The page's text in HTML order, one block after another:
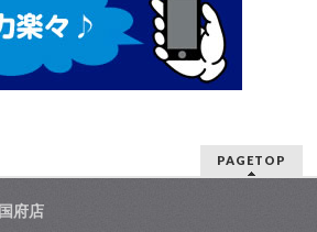
PAGETOP
府店